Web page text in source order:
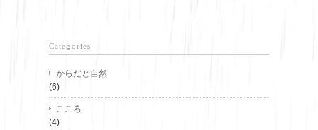
Categories
からだと自然
(6)
こころ
(4)